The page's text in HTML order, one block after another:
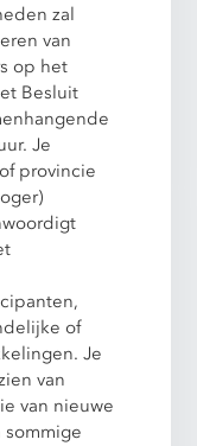
zal
van
op het
Besluit
Je
provincie
of
Je
van
van nieuwe